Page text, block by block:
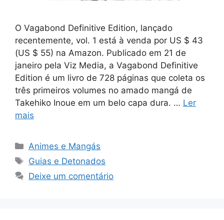
O Vagabond Definitive Edition, lançado
recentemente, vol. 1 está à venda por US $ 43
(US $ 55) na Amazon. Publicado em 21 de
janeiro pela Viz Media, a Vagabond Definitive
Edition é um livro de 728 páginas que coleta os
três primeiros volumes no amado mangá de
Takehiko Inoue em um belo capa dura. … Ler
mais
Categorias
Animes e Mangás
Tags
Guias e Detonados
Deixe um comentário